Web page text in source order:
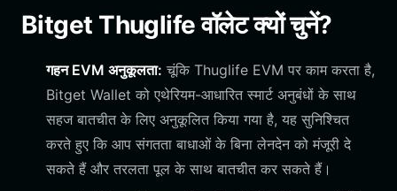
Bitget Thuglife वॉलेट क्यों चुनें?
गहन EVM अनुकूलता: चूंकि Thuglife EVM पर काम करता है,
Bitget Wallet को एथेरियम-आधारित स्मार्ट अनुबंधों के साथ
सहज बातचीत के लिए अनुकूलित किया गया है, यह सुनिश्चित
करते हुए कि आप संगतता बाधाओं के बिना लेनदेन को मंजूरी दे
सकते हैं और तरलता पूल के साथ बातचीत कर सकते हैं।